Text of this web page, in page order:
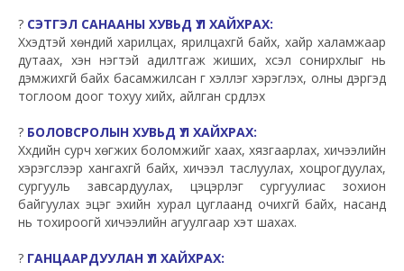
? СЭТГЭЛ САНААНЫ ХУВЬД ҮЛ ХАЙХРАХ:
Хүүхэдтэй хөндий харилцах, ярилцахгүй байх, хайр халамжаар
дутаах, хэн нэгтэй адилтгаж жиших, хүсэл сонирхлыг нь
дэмжихгүй байх басамжилсан үг хэллэг хэрэглэх, олны дэргэд
тоглоом доог тохуу хийх, айлган сүрдүүлэх
? БОЛОВСРОЛЫН ХУВЬД ҮЛ ХАЙХРАХ:
Хүүхдийн сурч хөгжих боломжийг хаах, хязгаарлах, хичээлийн
хэрэгслээр хангахгүй байх, хичээл таслуулах, хоцрогдуулах,
сургууль завсардуулах, цэцэрлэг сургуулиас зохион
байгуулах эцэг эхийн хурал цуглаанд очихгүй байх, насанд
нь тохироогүй хичээлийн агуулгаар хэт шахах.
? ГАНЦААРДУУЛАН ҮЛ ХАЙХРАХ: